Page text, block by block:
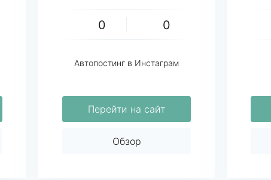
0 0
Автопостинг в Инстаграм
Перейти на сайт
Обзор